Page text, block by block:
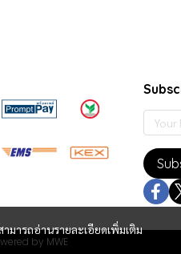
ารถอ่านรายละเอียดเพิ่มเติม
by MWE